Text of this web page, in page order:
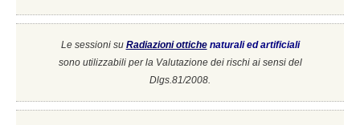
Le sessioni su Radiazioni ottiche naturali ed artificiali
sono utilizzabili per la Valutazione dei rischi ai sensi del
Dlgs.81/2008.